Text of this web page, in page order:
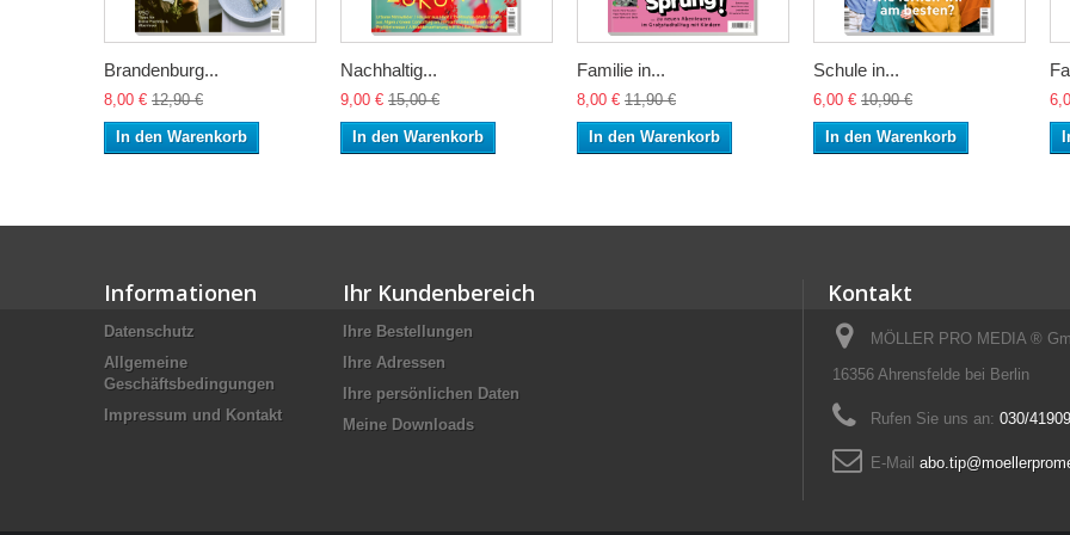
Brandenburg...
8,00 € 12,90 €
In den Warenkorb
Nachhaltig...
9,00 € 15,00 €
In den Warenkorb
Familie in...
8,00 € 11,90 €
In den Warenkorb
Schule in...
6,00 € 10,90 €
In den Warenkorb
Informationen
Datenschutz
Allgemeine
Geschäftsbedingungen
Impressum und Kontakt
Ihr Kundenbereich
Ihre Bestellungen
Ihre Adressen
Ihre persönlichen Daten
Meine Downloads
Kontakt
MÖLLER PRO MEDIA ®
16356 Ahrensfelde bei Berlin
Rufen Sie uns an: 030/
E-Mail